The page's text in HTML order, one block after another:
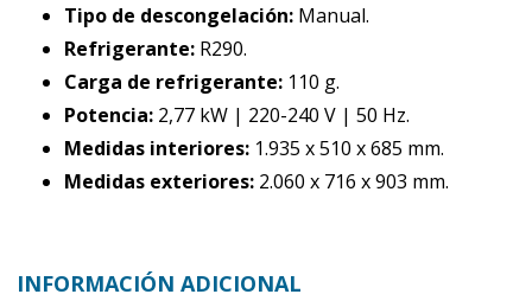
Tipo de descongelación: Manual.
Refrigerante: R290.
Carga de refrigerante: 110 g.
Potencia: 2,77 kW | 220-240 V | 50 Hz.
Medidas interiores: 1.935 x 510 x 685 mm.
Medidas exteriores: 2.060 x 716 x 903 mm.
INFORMACIÓN ADICIONAL